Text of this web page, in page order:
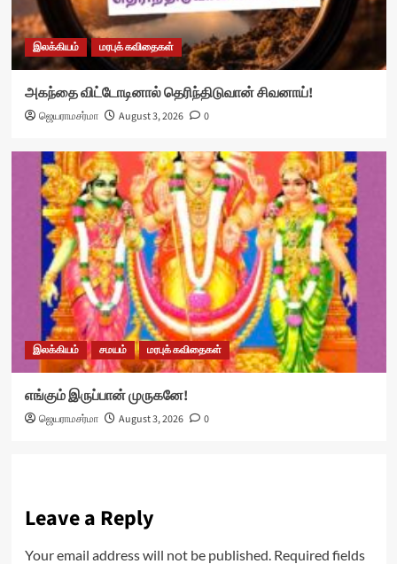
இலக்கியம் மரபுக் கவிதைகள்
அகந்தை விட்டோடினால் தெரிந்திடுவான் சிவனாய்!
ஜெயராமசர்மா August 3, 2026 0
இலக்கியம் சமயம் மரபுக் கவிதைகள்
எங்கும் இருப்பான் முருகனே!
ஜெயராமசர்மா August 3, 2026 0
Leave a Reply
Your email address will not be published. Required fields